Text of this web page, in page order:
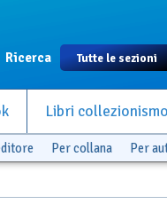
Ricerca
Libri collezionismo
Per collana Per